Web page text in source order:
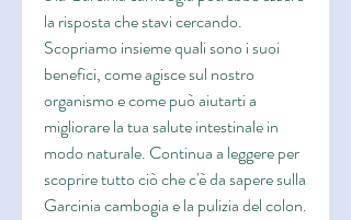
la risposta che stavi cercando.
Scopriamo insieme quali sono i suoi
benefici, come agisce sul nostro
organismo e come può aiutarti a
migliorare la tua salute intestinale in
modo naturale. Continua a leggere per
scoprire tutto ciò che c'è da sapere sulla
Garcinia cambogia e la pulizia del colon.